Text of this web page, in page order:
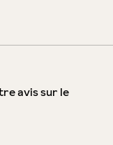
avis sur le